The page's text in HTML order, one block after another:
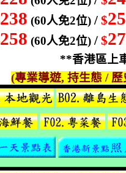
238 (60人免2位)/$
258 (60人免2位)/$
**香港區上
(專業導遊, 持生態 / 歷